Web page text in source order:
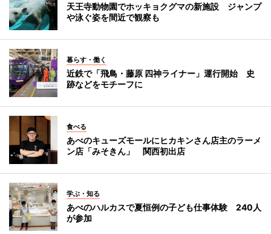
天王寺動物園でホッキョクグマの新施設 ジャンプ
や泳ぐ姿を間近で観察も
暮らす・働く
近鉄で「飛鳥・藤原 四神ライナー」運行開始 史
跡などをモチーフに
食べる
あべのキューズモールにヒカキンさん店主のラーメ
ン店「みそきん」 関西初出店
学ぶ・知る
あべのハルカスで夏恒例の子ども仕事体験 240人
が参加